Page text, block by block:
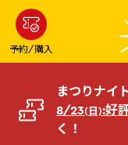
ン
コ
予約/購入
まつりナイ
8/23(日):好
く！